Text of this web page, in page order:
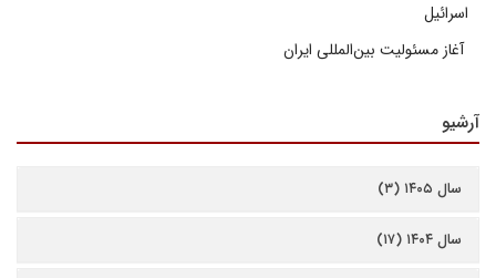
اسرائیل
آغاز مسئولیت بین‌المللی ایران
آرشیو
سال ۱۴۰۵ (۳)
سال ۱۴۰۴ (۱۷)